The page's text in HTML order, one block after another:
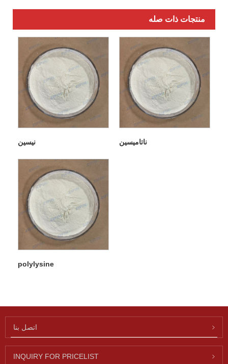
منتجات ذات صله
نيسين ناتاميسين
polylysine
اتصل بنا
INQUIRY FOR PRICELIST